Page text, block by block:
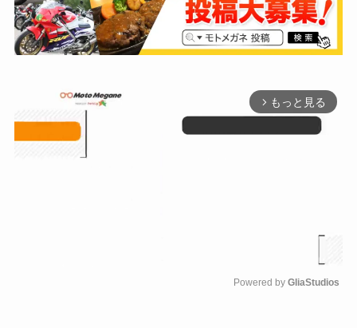
arrow_forward_ios もっと見る
Powered by GliaStudios